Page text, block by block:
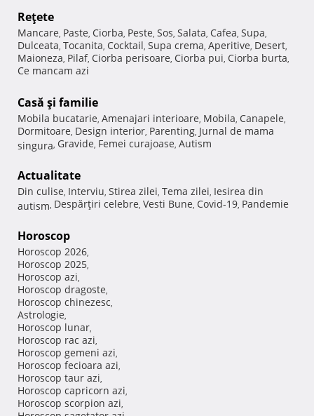
Reţete
Mancare, Paste, Ciorba, Peste, Sos, Salata, Cafea, Supa,
Dulceata, Tocanita, Cocktail, Supa crema, Aperitive, Desert,
Maioneza, Pilaf, Ciorba perisoare, Ciorba pui, Ciorba burta,
Ce mancam azi
Casă şi familie
Mobila bucatarie, Amenajari interioare, Mobila, Canapele,
Dormitoare, Design interior, Parenting, Jurnal de mama
singura, Gravide, Femei curajoase, Autism
Actualitate
Din culise, Interviu, Stirea zilei, Tema zilei, Iesirea din
autism, Despărţiri celebre, Vesti Bune, Covid-19, Pandemie
Horoscop
Horoscop 2026,
Horoscop 2025,
Horoscop azi,
Horoscop dragoste,
Horoscop chinezesc,
Astrologie,
Horoscop lunar,
Horoscop rac azi,
Horoscop gemeni azi,
Horoscop fecioara azi,
Horoscop taur azi,
Horoscop capricorn azi,
Horoscop scorpion azi,